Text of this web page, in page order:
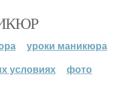
уроки маникюра
условиях
фото